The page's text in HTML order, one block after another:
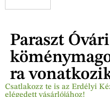
Csatlakozz te is az Erdélyi
elégedett vásárlójához!
Paraszt
ra